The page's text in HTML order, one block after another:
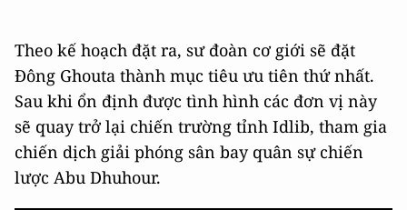
Theo kế hoạch đặt ra, sư đoàn cơ giới sẽ đặt
Đông Ghouta thành mục tiêu ưu tiên thứ nhất.
Sau khi ổn định được tình hình các đơn vị này
sẽ quay trở lại chiến trường tỉnh Idlib, tham gia
chiến dịch giải phóng sân bay quân sự chiến
lược Abu Dhuhour.